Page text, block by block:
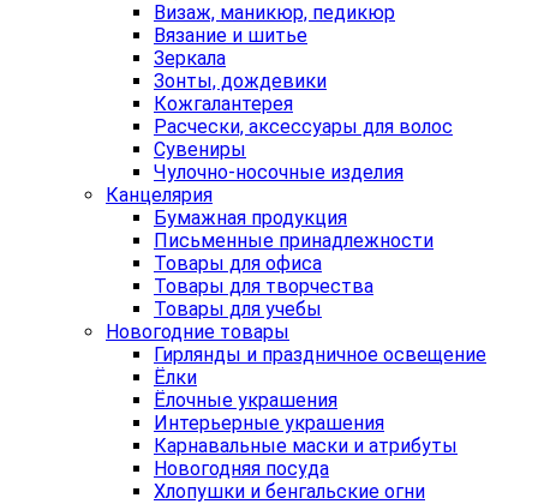
Визаж, маникюр, педикюр
Вязание и шитье
Зеркала
Зонты, дождевики
Кожгалантерея
Расчески, аксессуары для волос
Сувениры
Чулочно-носочные изделия
Канцелярия
Бумажная продукция
Письменные принадлежности
Товары для офиса
Товары для творчества
Товары для учебы
Новогодние товары
Гирлянды и праздничное освещение
Ёлки
Ёлочные украшения
Интерьерные украшения
Карнавальные маски и атрибуты
Новогодняя посуда
Хлопушки и бенгальские огни